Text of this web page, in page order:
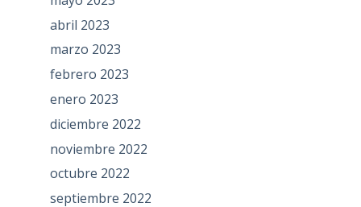
abril 2023
marzo 2023
febrero 2023
enero 2023
diciembre 2022
noviembre 2022
octubre 2022
septiembre 2022